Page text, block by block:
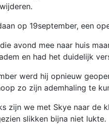
op 19september, een
avond mee naar huis
en had het duidelijk
werd hij opnieuw
zo zijn ademhaling te
zijn we met Skye naar de
slikken bijna niet lukte.